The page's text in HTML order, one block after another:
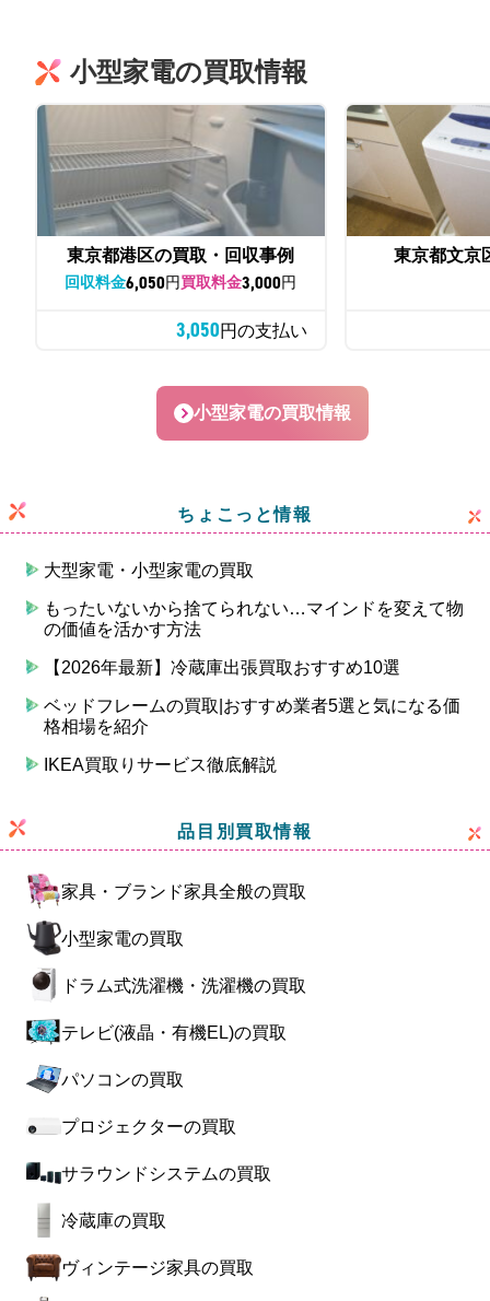
小型家電の買取情報
東京都港区の買取・回収事例
回収料金6,050円買取料金3,000円
3,050円の支払い
東京都文京
小型家電の買取情報
ちょこっと情報
大型家電・小型家電の買取
もったいないから捨てられない…マインドを変えて物
の価値を活かす方法
【2026年最新】冷蔵庫出張買取おすすめ10選
ベッドフレームの買取|おすすめ業者5選と気になる価
格相場を紹介
IKEA買取りサービス徹底解説
品目別買取情報
家具・ブランド家具全般の買取
小型家電の買取
ドラム式洗濯機・洗濯機の買取
テレビ(液晶・有機EL)の買取
パソコンの買取
プロジェクターの買取
サラウンドシステムの買取
冷蔵庫の買取
ヴィンテージ家具の買取